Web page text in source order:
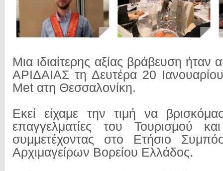
Μια ιδιαίτερης αξίας βράβευση ήταν
ΑΡΙΔΑΙΑΣ τη Δευτέρα 20
Met ατη Θεσσαλονίκη.
Εκεί είχαμε την τιμή να
επαγγελματίες του Τουρισμού
συμμετέχοντας στο Ετήσιο
Αρχιμαγείρων Βορείου Ελλάδος.